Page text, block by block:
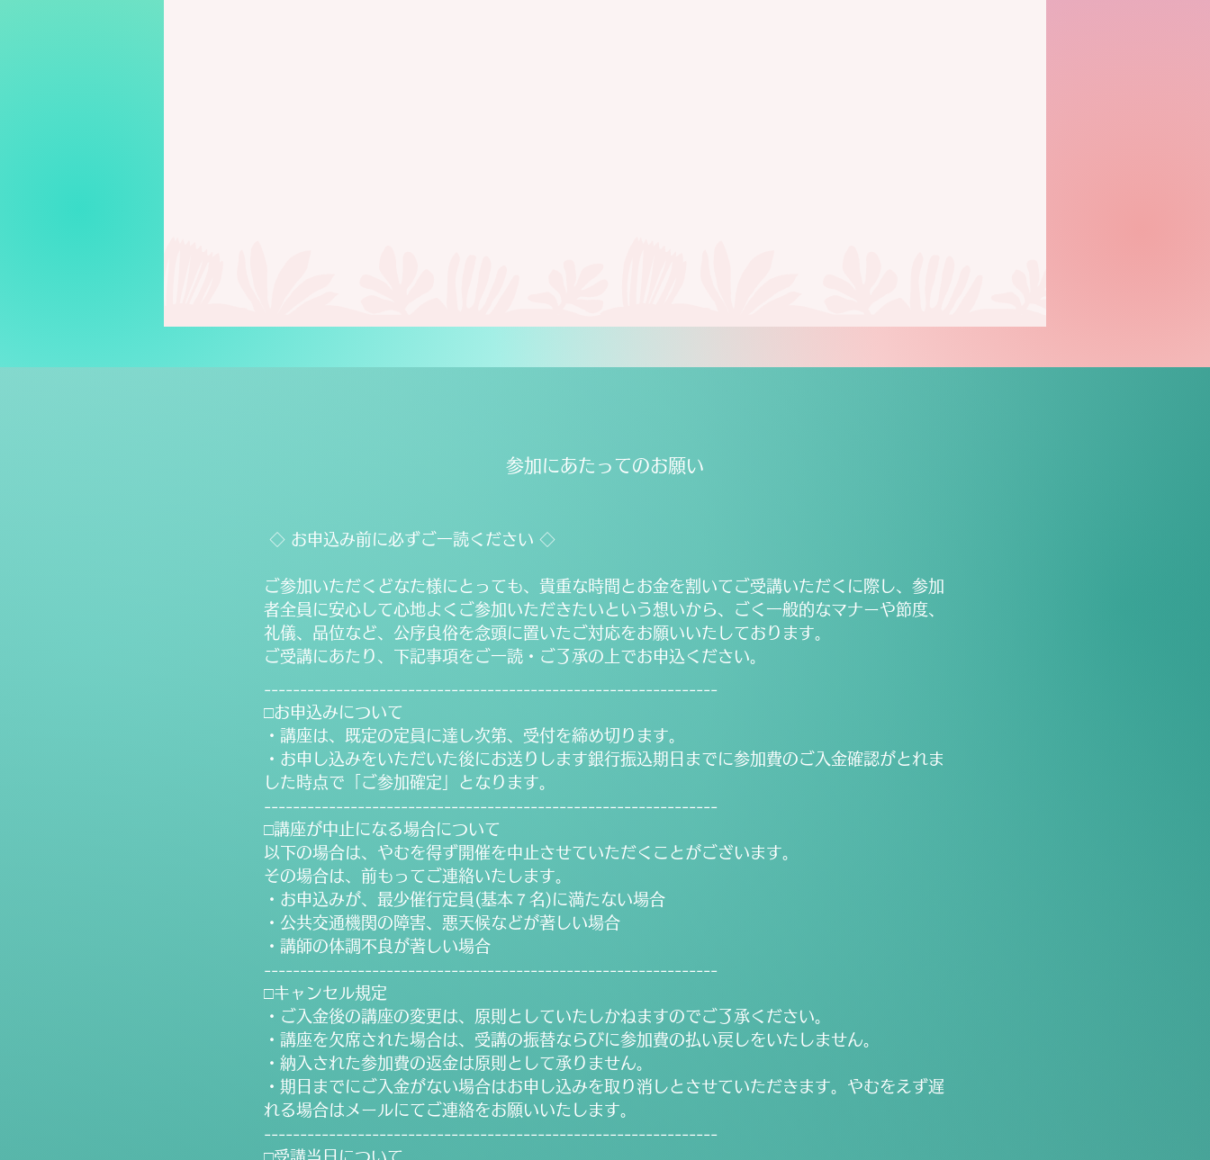
参加にあたってのお願い
◇ お申込み前に必ずご一読ください ◇
ご参加いただくどなた様にとっても、貴重な時間とお金を割いてご受講いただくに際し、参加
者全員に安心して心地よくご参加いただきたいという想いから、ごく一般的なマナーや節度、
礼儀、品位など、公序良俗を念頭に置いたご対応をお願いいたしております。
ご受講にあたり、下記事項をご一読・ご了承の上でお申込ください。
---------------------------------------------------------------
□お申込みについて
・講座は、既定の定員に達し次第、受付を締め切ります。
・お申し込みをいただいた後にお送りします銀行振込期日までに参加費のご入金確認がとれま
した時点で「ご参加確定」となります。
---------------------------------------------------------------
□講座が中止になる場合について
以下の場合は、やむを得ず開催を中止させていただくことがございます。
その場合は、前もってご連絡いたします。
・お申込みが、最少催行定員(基本７名)に満たない場合
・公共交通機関の障害、悪天候などが著しい場合
・講師の体調不良が著しい場合
---------------------------------------------------------------
□キャンセル規定
・ご入金後の講座の変更は、原則としていたしかねますのでご了承ください。
・講座を欠席された場合は、受講の振替ならびに参加費の払い戻しをいたしません。
・納入された参加費の返金は原則として承りません。
・期日までにご入金がない場合はお申し込みを取り消しとさせていただきます。やむをえず遅
れる場合はメールにてご連絡をお願いいたします。
---------------------------------------------------------------
□受講当日について